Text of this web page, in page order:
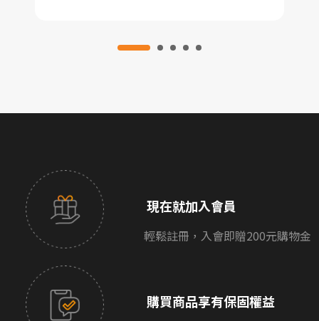
現在就加入會員
輕鬆註冊，入會即贈200元購物金
購買商品享有保固權益